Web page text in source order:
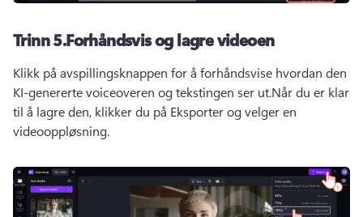
Trinn 5.Forhåndsvis og lagre videoen
Klikk på avspillingsknappen for å forhåndsvise hvordan den
KI-genererte voiceoveren og tekstingen ser ut.Når du er klar
til å lagre den, klikker du på Eksporter og velger en
videooppløsning.